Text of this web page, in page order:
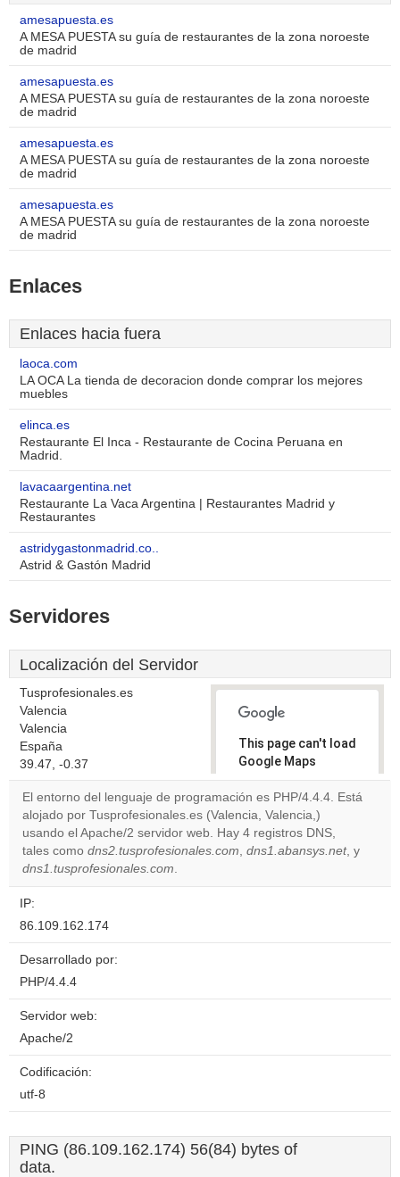
amesapuesta.es
A MESA PUESTA su guía de restaurantes de la zona noroeste
de madrid
amesapuesta.es
A MESA PUESTA su guía de restaurantes de la zona noroeste
de madrid
amesapuesta.es
A MESA PUESTA su guía de restaurantes de la zona noroeste
de madrid
amesapuesta.es
A MESA PUESTA su guía de restaurantes de la zona noroeste
de madrid
Enlaces
Enlaces hacia fuera
laoca.com
LA OCA La tienda de decoracion donde comprar los mejores
muebles
elinca.es
Restaurante El Inca - Restaurante de Cocina Peruana en
Madrid.
lavacaargentina.net
Restaurante La Vaca Argentina | Restaurantes Madrid y
Restaurantes
astridygastonmadrid.co..
Astrid & Gastón Madrid
Servidores
Localización del Servidor
Tusprofesionales.es
Valencia
Valencia
España
39.47, -0.37
This page can't load
Google Maps
correctly.
Do you
own this
website?
El entorno del lenguaje de programación es PHP/4.4.4. Está
alojado por Tusprofesionales.es (Valencia, Valencia,)
usando el Apache/2 servidor web. Hay 4 registros DNS,
tales como dns2.tusprofesionales.com, dns1.abansys.net, y
dns1.tusprofesionales.com.
IP:
86.109.162.174
Desarrollado por:
PHP/4.4.4
Servidor web:
Apache/2
Codificación:
utf-8
PING (86.109.162.174) 56(84) bytes of
data.